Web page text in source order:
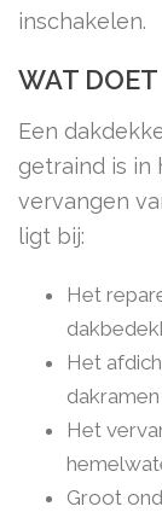
inschakelen.
WAT DOET
Een
getraind is in
vervangen
ligt bij:
Het
Het
Het
Groot